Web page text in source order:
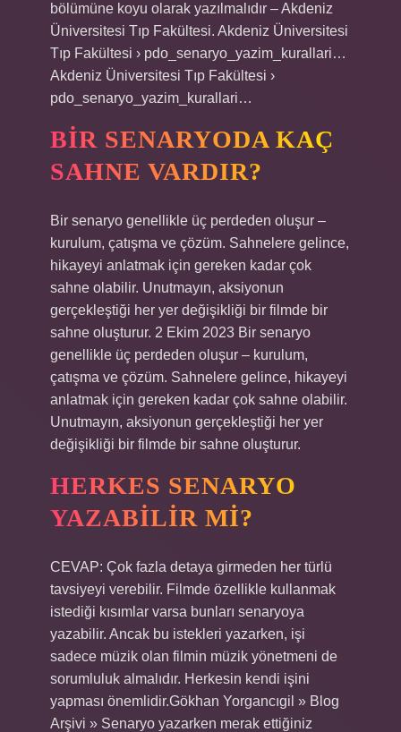
bölümüne koyu olarak yazılmalıdır – Akdeniz
Üniversitesi Tıp Fakültesi. Akdeniz Üniversitesi
Tıp Fakültesi › pdo_senaryo_yazim_kurallari…
Akdeniz Üniversitesi Tıp Fakültesi ›
pdo_senaryo_yazim_kurallari…
BIR SENARYODA KAÇ
SAHNE VARDIR?
Bir senaryo genellikle üç perdeden oluşur –
kurulum, çatışma ve çözüm. Sahnelere gelince,
hikayeyi anlatmak için gereken kadar çok
sahne olabilir. Unutmayın, aksiyonun
gerçekleştiği her yer değişikliği bir filmde bir
sahne oluşturur. 2 Ekim 2023 Bir senaryo
genellikle üç perdeden oluşur – kurulum,
çatışma ve çözüm. Sahnelere gelince, hikayeyi
anlatmak için gereken kadar çok sahne olabilir.
Unutmayın, aksiyonun gerçekleştiği her yer
değişikliği bir filmde bir sahne oluşturur.
HERKES SENARYO
YAZABILIR MI?
CEVAP: Çok fazla detaya girmeden her türlü
tavsiyeyi verebilir. Filmde özellikle kullanmak
istediği kısımlar varsa bunları senaryoya
yazabilir. Ancak bu istekleri yazarken, işi
sadece müzik olan filmin müzik yönetmeni de
sorumluluk almalıdır. Herkesin kendi işini
yapması önemlidir.Gökhan Yorgancıgil » Blog
Arşivi » Senaryo yazarken merak ettiğiniz